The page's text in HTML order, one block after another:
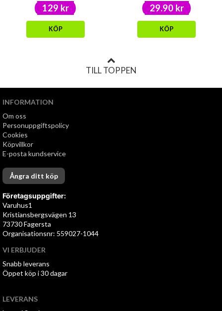
129 kr
KÖP
29.90 kr
KÖP
TILL TOPPEN
INFORMATION
Om oss
Personuppgiftspolicy
Cookies
Köpvillkor
E-posta kundservice
Ångra ditt köp
Företagsuppgifter:
Varuhus1
Kristiansbergsvägen 13
73730 Fagersta
Organisationsnr: 559027-1044
VI ERBJUDER
Snabb leverans
Öppet köp i 30 dagar
LEVERANS